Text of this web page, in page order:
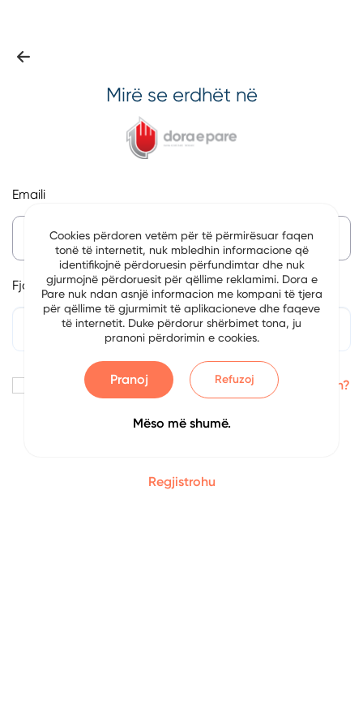
Mirë se erdhët në
Emaili
Fjalëkalim
Me kujto Keni harruar fjalëkalimin?
Regjistrohu
Cookies përdoren vetëm për të përmirësuar faqen
tonë të internetit, nuk mbledhin informacione që
identifikojnë përdoruesin përfundimtar dhe nuk
gjurmojnë përdoruesit për qëllime reklamimi. Dora e
Pare nuk ndan asnjë informacion me kompani të tjera
për qëllime të gjurmimit të aplikacioneve dhe faqeve
të internetit. Duke përdorur shërbimet tona, ju
pranoni përdorimin e cookies.
Pranoj Refuzoj
Mëso më shumë.